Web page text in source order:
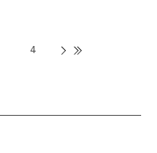
4